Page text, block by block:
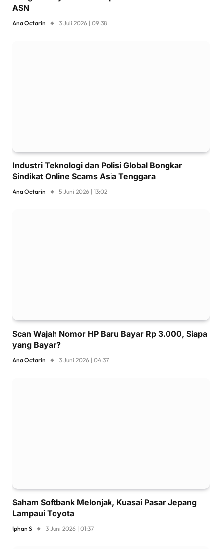
ASN
Ana Octarin 3 Juli 2026 | 09:38
Industri Teknologi dan Polisi Global Bongkar
Sindikat Online Scams Asia Tenggara
Ana Octarin 5 Juni 2026 | 13:02
Scan Wajah Nomor HP Baru Bayar Rp 3.000, Siapa
yang Bayar?
Ana Octarin 3 Juni 2026 | 04:37
Saham Softbank Melonjak, Kuasai Pasar Jepang
Lampaui Toyota
Iphan S 3 Juni 2026 | 01:37